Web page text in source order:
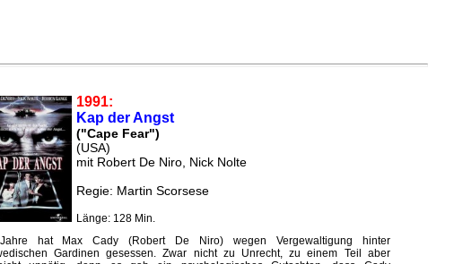
1991:
Kap der Angst
("Cape Fear")
(USA)
mit Robert De Niro, Nick Nolte
Regie: Martin Scorsese
Länge: 128 Min.
hat Max Cady (Robert De Niro) wegen Vergewaltigung hinter
Gardinen gesessen. Zwar nicht zu Unrecht, zu einem Teil aber